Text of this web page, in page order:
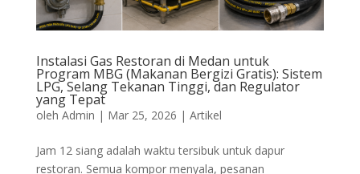
Instalasi Gas Restoran di Medan untuk
Program MBG (Makanan Bergizi Gratis): Sistem
LPG, Selang Tekanan Tinggi, dan Regulator
yang Tepat
oleh Admin | Mar 25, 2026 | Artikel
Jam 12 siang adalah waktu tersibuk untuk dapur
restoran. Semua kompor menyala, pesanan